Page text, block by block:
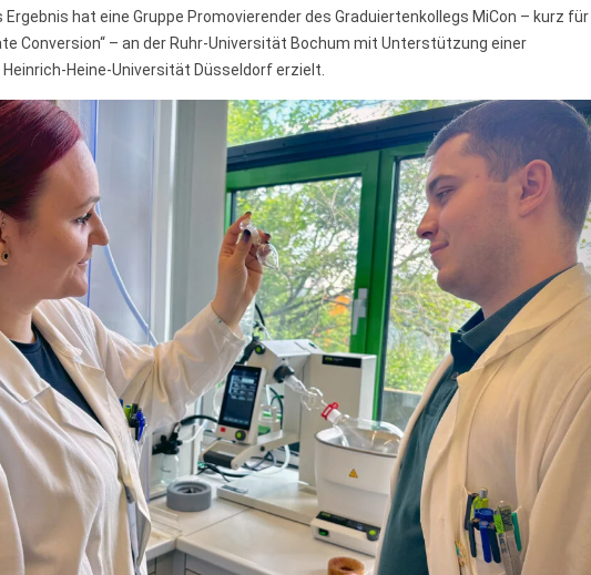
Ergebnis hat eine Gruppe Promovierender des Graduiertenkollegs MiCon – kurz für
Conversion“ – an der Ruhr-Universität Bochum mit Unterstützung einer
Heine-Universität Düsseldorf erzielt.